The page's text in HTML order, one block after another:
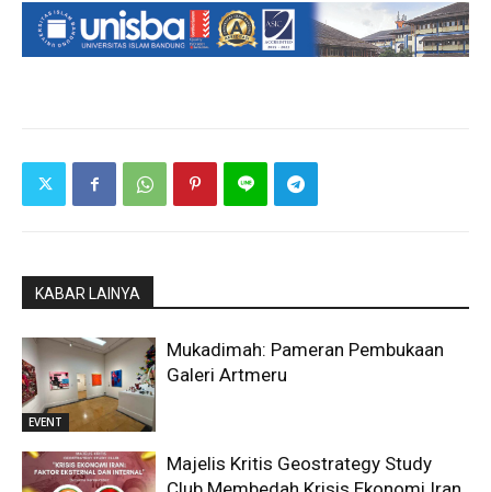
KABAR LAINYA
EVENT
Mukadimah: Pameran Pembukaan
Galeri Artmeru
Majelis Kritis Geostrategy Study